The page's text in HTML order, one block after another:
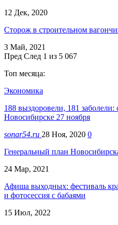
12 Дек, 2020
Сторож в строительном
3 Май, 2021
Пред След 1 из 5 067
Топ месяца:
Экономика
188 выздоровели, 181 заболели:
Новосибирске 27 ноября
sonar54.ru 28 Ноя, 2020 0
Генеральный план
24 Мар, 2021
Афиша выходных: фестиваль
и фотосессия с бабаями
15 Июл, 2022